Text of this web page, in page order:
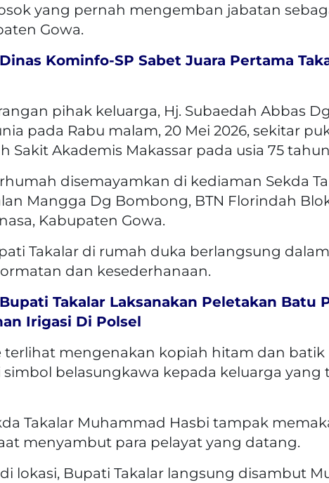
yang pernah mengemban jabatan
Gowa.
Dinas Kominfo-SP Sabet Juara Pertama
pihak keluarga, Hj. Subaedah Abbas
pada Rabu malam, 20 Mei 2026, sekitar
Sakit Akademis Makassar pada usia 75
disemayamkan di kediaman Sekda
Mangga Dg Bombong, BTN Florindah
Kabupaten Gowa.
Takalar di rumah duka berlangsung
dan kesederhanaan.
Bupati Takalar Laksanakan Peletakan Batu
Irigasi Di Polsel
terlihat mengenakan kopiah hitam dan batik
simbol belasungkawa kepada keluarga yang
Takalar Muhammad Hasbi tampak
menyambut para pelayat yang datang.
lokasi, Bupati Takalar langsung disambut